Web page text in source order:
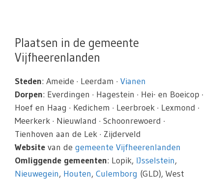
Plaatsen in de gemeente
Vijfheerenlanden
Steden: Ameide · Leerdam · Vianen
Dorpen: Everdingen · Hagestein · Hei- en Boeicop ·
Hoef en Haag · Kedichem · Leerbroek · Lexmond ·
Meerkerk · Nieuwland · Schoonrewoerd ·
Tienhoven aan de Lek · Zijderveld
Website van de gemeente Vijfheerenlanden
Omliggende gemeenten: Lopik, IJsselstein,
Nieuwegein, Houten, Culemborg (GLD), West